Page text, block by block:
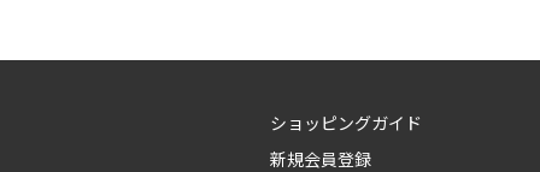
ショッピングガイド
新規会員登録